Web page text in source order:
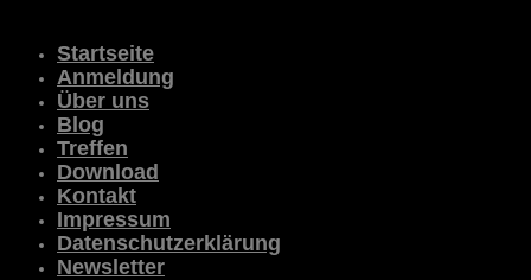
Startseite
Anmeldung
Über uns
Blog
Treffen
Download
Kontakt
Impressum
Datenschutzerklärung
Newsletter